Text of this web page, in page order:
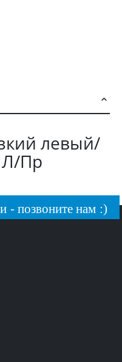
левый/
Л/Пр
- позвоните нам :)